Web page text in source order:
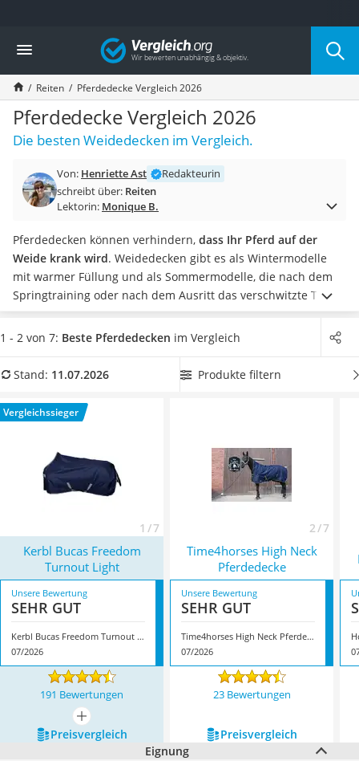
Die beliebtesten Vergleiche nach Kategorie
Freizeit & Sport
Gartentrampolin
Trampolin
Metalldetektor
Eufab-Fahrradträger
Trampolin 366 cm
Aluminium-Koffer
Futterboot
E-Bike-Dreirad
Trekkingschuhe Herren
Reisetasche mit Rollen
Klimmzugstation
Koffer
Nachtsichtgerät
Handgepäck-Koffer
Wanderschuhe Herren
Sicherheitsweste Reiten
Vergleich
Reiten Pferdedecke Vergleich 2026
Pferdedecke Vergleich 2026
Die besten Weidedecken im Vergleich.
Von: Henriette Ast
Redakteurin
schreibt über: Reiten
Lektorin: Monique B.
Pferdedecken können verhindern, dass Ihr Pferd auf der
Weide krank wird. Weidedecken gibt es als Wintermodelle
mit warmer Füllung und als Sommermodelle, die nach dem
Springtraining oder nach dem Ausritt das verschwitzte Tier
davor bewahren, sich zu verkühlen. Wählen Sie jetzt eine
Pferdedecke aus unserer Vergleichstabelle,
regelmäßig in der Maschine reinigen. Das tut dem Fell Ihres
Mückenstiche reagieren, werden in diversen Tests im
Internet sogenannte
Kerbl Bucas Freedom Turnout Light
mit seinen
Eigenschaften.
1 - 2 von 7: Beste Pferdedecken im Vergleich
Stand: 11.07.2026 Produkte filtern
Vergleichssieger
1 / 7 2 / 7
Kerbl Bucas Freedom
Turnout Light
Time4horses High Neck
Pferdedecke
Unsere Bewertung
SEHR GUT
Kerbl Bucas Freedom Turnout Light
07/2026
Unsere Bewertung
SEHR GUT
Time4horses High Neck Pferdedecke
07/2026
191 Bewertungen 23 Bewertungen
mehr anzeigen
Preis­vergleich
Preis­vergleich
Eignung